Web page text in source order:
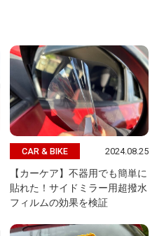
CAR & BIKE 2024.08.25
【カーケア】不器用でも簡単に
貼れた！サイドミラー用超撥水
フィルムの効果を検証